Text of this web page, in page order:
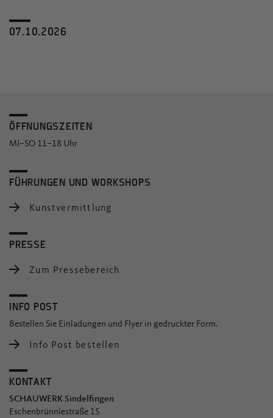
07.10.2026
ÖFFNUNGSZEITEN
MI–SO 11–18 Uhr
FÜHRUNGEN UND WORKSHOPS
Kunstvermittlung
PRESSE
Zum Pressebereich
INFO POST
Bestellen Sie Einladungen und Flyer in gedruckter Form.
Info Post bestellen
KONTAKT
SCHAUWERK Sindelfingen
Eschenbrünnlestraße 15